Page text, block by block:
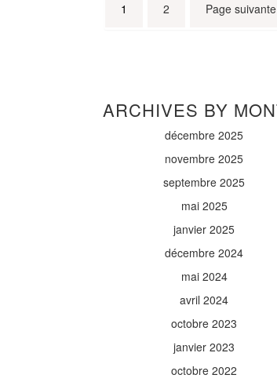
1 2 Page
ARCHIVES BY
décembre 2025
novembre 2025
septembre 2025
mai 2025
janvier 2025
décembre 2024
mai 2024
avril 2024
octobre 2023
janvier 2023
octobre 2022